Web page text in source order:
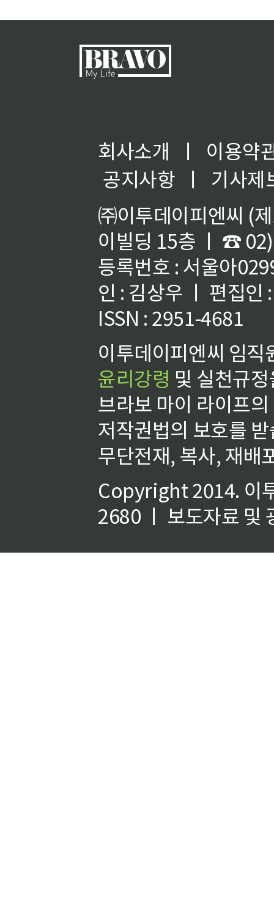
회사소개 ㅣ
이용약
공지사항
ㅣ
기사제
㈜이투데이피엔씨 (
이빌딩 15층 ㅣ ☎
등록번호 : 서울아
인 : 김상우 ㅣ 편집인
ISSN : 2951-4681
이투데이피엔씨 임
윤리강령 및 실천규
브라보 마이 라이프
저작권법의 보호를
무단전재, 복사, 재배
Copyright 2014. 이
2680 ㅣ 보도자료